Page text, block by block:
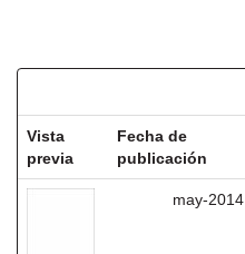
Vista
previa
Fecha de
publicación
may-2014